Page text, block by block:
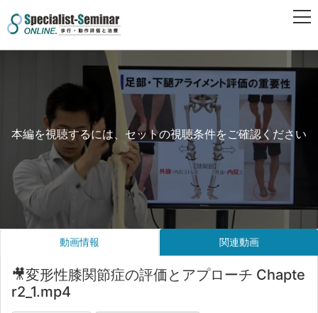
本編を視聴するには、セットの視聴条件をご確認ください
動画情報 関連動画
🎥変形性膝関節症の評価とアプローチ Chapte
r2_1.mp4